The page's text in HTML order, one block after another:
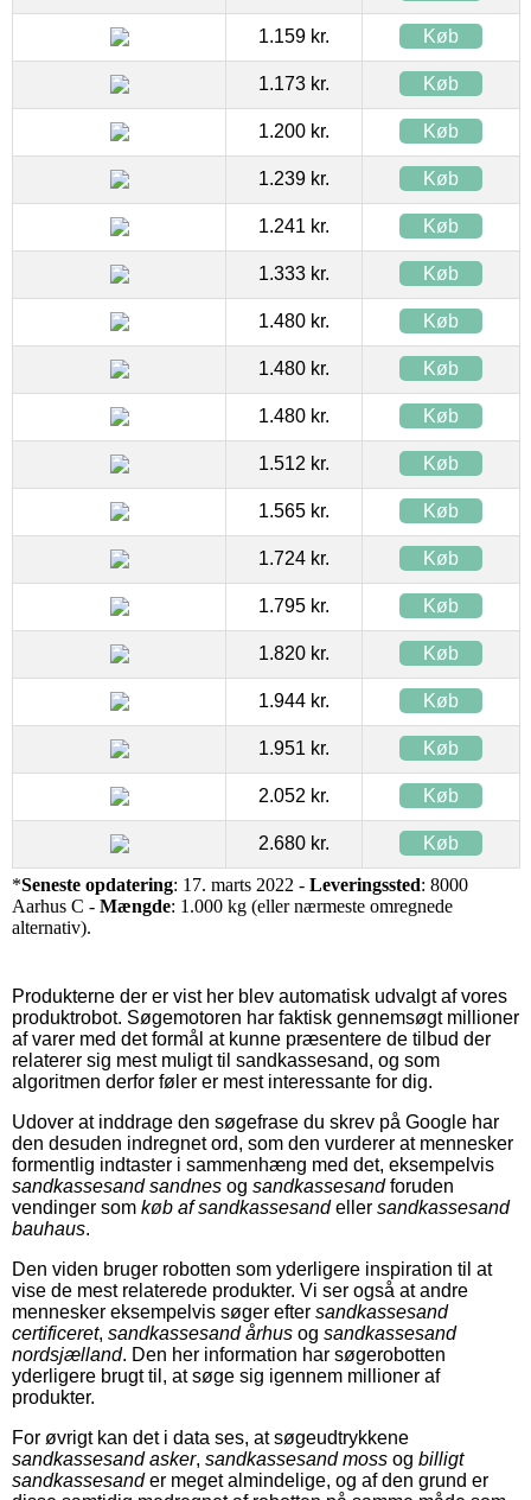
1.159 kr. Køb
1.173 kr. Køb
1.200 kr. Køb
1.239 kr. Køb
1.241 kr. Køb
1.333 kr. Køb
1.480 kr. Køb
1.480 kr. Køb
1.480 kr. Køb
1.512 kr. Køb
1.565 kr. Køb
1.724 kr. Køb
1.795 kr. Køb
1.820 kr. Køb
1.944 kr. Køb
1.951 kr. Køb
2.052 kr. Køb
2.680 kr. Køb
*Seneste opdatering: 17. marts 2022 - Leveringssted: 8000
Aarhus C - Mængde: 1.000 kg (eller nærmeste omregnede
alternativ).
Produkterne der er vist her blev automatisk udvalgt af vores
produktrobot. Søgemotoren har faktisk gennemsøgt millioner
af varer med det formål at kunne præsentere de tilbud der
relaterer sig mest muligt til sandkassesand, og som
algoritmen derfor føler er mest interessante for dig.
Udover at inddrage den søgefrase du skrev på Google har
den desuden indregnet ord, som den vurderer at mennesker
formentlig indtaster i sammenhæng med det, eksempelvis
sandkassesand sandnes og sandkassesandforuden
vendinger som køb af sandkassesandeller sandkassesand
bauhaus.
Den viden bruger robotten som yderligere inspiration til at
vise de mest relaterede produkter. Vi ser også at andre
mennesker eksempelvis søger efter sandkassesand
certificeret, sandkassesand århus og sandkassesand
nordsjælland. Den her information har søgerobotten
yderligere brugt til, at søge sig igennem millioner af
produkter.
For øvrigt kan det i data ses, at søgeudtrykkene
sandkassesand asker, sandkassesand moss og billigt
sandkassesander meget almindelige, og af den grund er